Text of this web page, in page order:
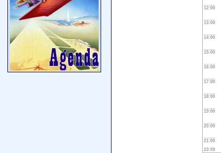
12:00
13:00
14:00
15:00
16:00
17:00
18:00
19:00
20:00
21:00
23:59